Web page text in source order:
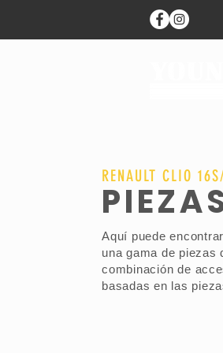
RENAULT CLIO
Aquí puede
una gama de piezas
combinación de
basadas en las